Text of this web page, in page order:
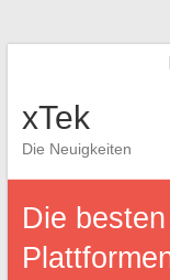
xTek
Die Neuigkeiten
Die